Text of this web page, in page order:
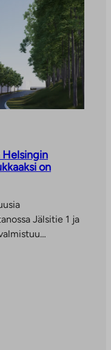
Helsingin
on
Jälsitie 1 ja